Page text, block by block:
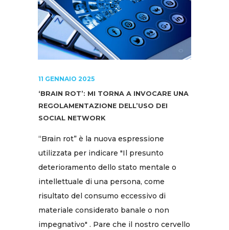
11 GENNAIO 2025
‘BRAIN ROT’: MI TORNA A INVOCARE UNA
REGOLAMENTAZIONE DELL’USO DEI
SOCIAL NETWORK
“Brain rot” è la nuova espressione
utilizzata per indicare "Il presunto
deterioramento dello stato mentale o
intellettuale di una persona, come
risultato del consumo eccessivo di
materiale considerato banale o non
impegnativo" . Pare che il nostro cervello